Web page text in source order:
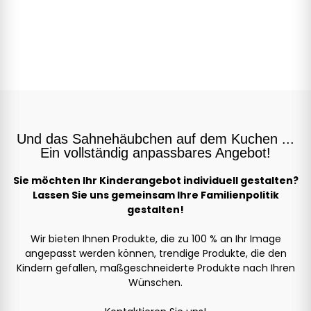
Und das Sahnehäubchen auf dem Kuchen ...
Ein vollständig anpassbares Angebot!
Sie möchten Ihr Kinderangebot individuell gestalten?
Lassen Sie uns gemeinsam Ihre Familienpolitik
gestalten!
Wir bieten Ihnen Produkte, die zu 100 % an Ihr Image
angepasst werden können, trendige Produkte, die den
Kindern gefallen, maßgeschneiderte Produkte nach Ihren
Wünschen.